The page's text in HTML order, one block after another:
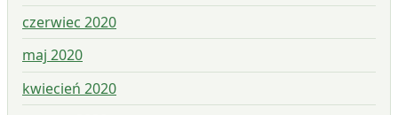
czerwiec 2020
maj 2020
kwiecień 2020